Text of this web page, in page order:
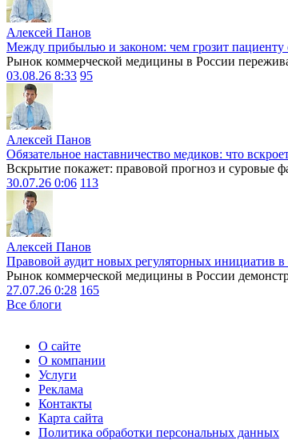
Алексей Панов
Между прибылью и законом: чем грозит пациенту
Рынок коммерческой медицины в России
03.08.26 8:33 95
Алексей Панов
Обязательное наставничество медиков: что
Вскрытие покажет: правовой прогноз и суровые
30.07.26 0:06 113
Алексей Панов
Правовой аудит новых регуляторных инициатив
Рынок коммерческой медицины в России
27.07.26 0:28 165
Все блоги
О сайте
О компании
Услуги
Реклама
Контакты
Карта сайта
Политика обработки персональных данных